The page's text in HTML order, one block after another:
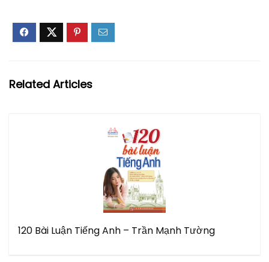
Related Articles
120 Bài Luận Tiếng Anh – Trần Mạnh Tường